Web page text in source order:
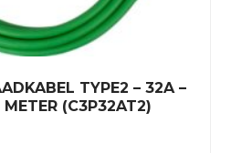
TYPE2 – 32A –
(C3P32AT2)